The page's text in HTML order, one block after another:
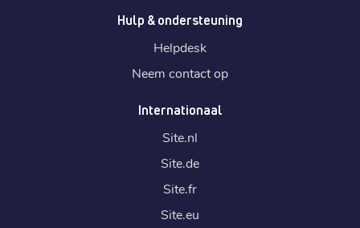
Hulp & ondersteuning
Helpdesk
Neem contact op
Internationaal
Site.nl
Site.de
Site.fr
Site.eu